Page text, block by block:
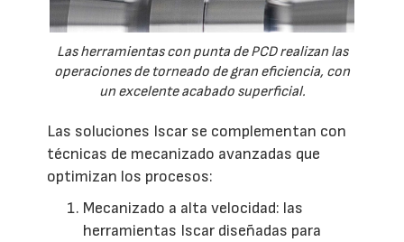
Las herramientas con punta de PCD realizan las
operaciones de torneado de gran eficiencia, con
un excelente acabado superficial.
Las soluciones Iscar se complementan con
técnicas de mecanizado avanzadas que
optimizan los procesos:
Mecanizado a alta velocidad: las
herramientas Iscar diseñadas para